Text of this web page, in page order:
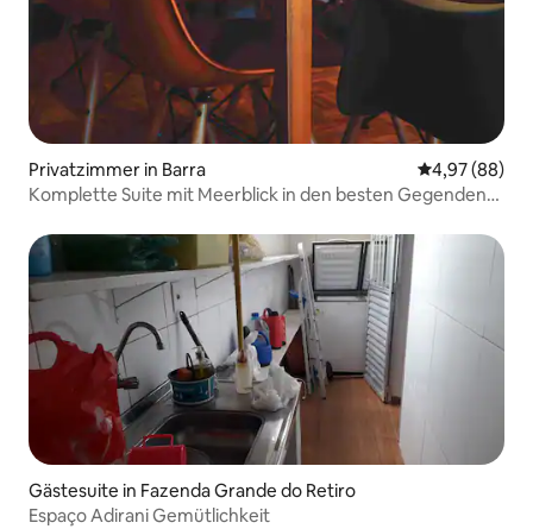
Privatzimmer in Barra
4,97 (88)
Komplette Suite mit Meerblick in den besten Gegenden
Gästesuite in Fazenda Grande do Retiro
Espaço Adirani Gemütlichkeit